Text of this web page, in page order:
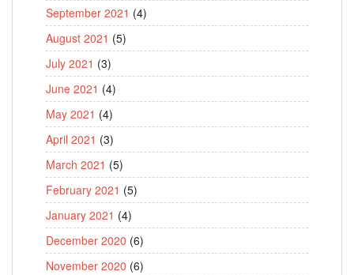
September 2021 (4)
August 2021 (5)
July 2021 (3)
June 2021 (4)
May 2021 (4)
April 2021 (3)
March 2021 (5)
February 2021 (5)
January 2021 (4)
December 2020 (6)
November 2020 (6)